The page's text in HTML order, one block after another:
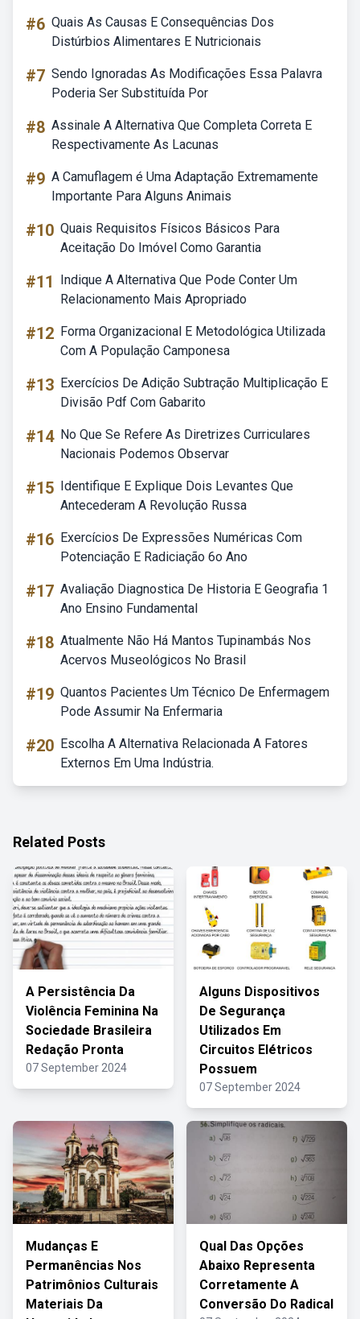
#6 Quais As Causas E Consequências Dos
Distúrbios Alimentares E Nutricionais
#7 Sendo Ignoradas As Modificações Essa Palavra
Poderia Ser Substituída Por
#8 Assinale A Alternativa Que Completa Correta E
Respectivamente As Lacunas
#9 A Camuflagem é Uma Adaptação Extremamente
Importante Para Alguns Animais
#10 Quais Requisitos Físicos Básicos Para
Aceitação Do Imóvel Como Garantia
#11
Indique A Alternativa Que Pode Conter Um
Relacionamento Mais Apropriado
#12 Forma Organizacional E Metodológica Utilizada
Com A População Camponesa
#13 Exercícios De Adição Subtração Multiplicação E
Divisão Pdf Com Gabarito
#14 No Que Se Refere As Diretrizes Curriculares
Nacionais Podemos Observar
#15 Identifique E Explique Dois Levantes Que
Antecederam A Revolução Russa
#16 Exercícios De Expressões Numéricas Com
Potenciação E Radiciação 6o Ano
#17 Avaliação Diagnostica De Historia E Geografia 1
Ano Ensino Fundamental
#18 Atualmente Não Há Mantos Tupinambás Nos
Acervos Museológicos No Brasil
#19 Quantos Pacientes Um Técnico De Enfermagem
Pode Assumir Na Enfermaria
#20 Escolha A Alternativa Relacionada A Fatores
Externos Em Uma Indústria.
Related Posts
A Persistência Da
Violência Feminina Na
Sociedade Brasileira
Redação Pronta
07 September 2024
Alguns Dispositivos
De Segurança
Utilizados Em
Circuitos Elétricos
Possuem
07 September 2024
Mudanças E
Permanências Nos
Patrimônios Culturais
Materiais Da
Qual Das Opções
Abaixo Representa
Corretamente A
Conversão Do Radical